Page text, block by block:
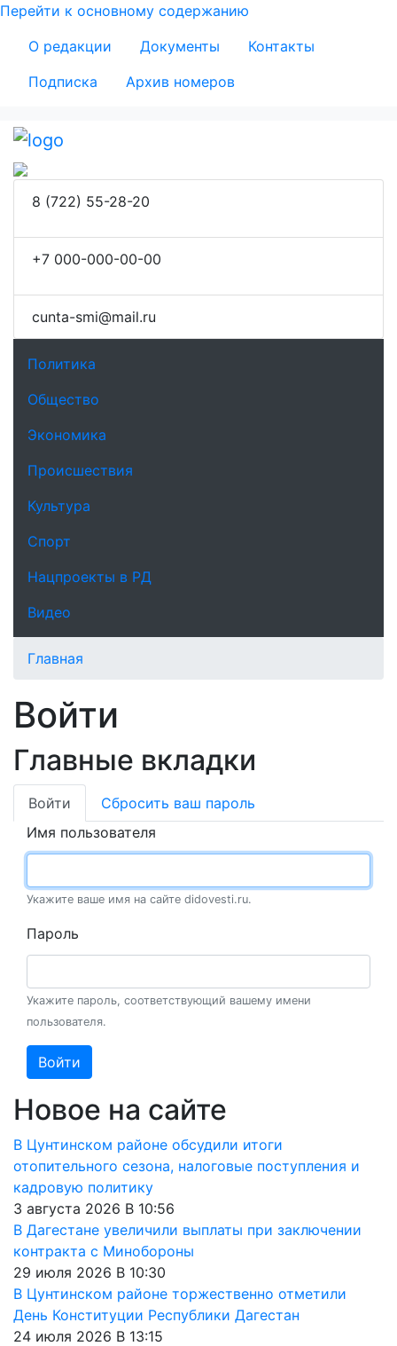
Перейти к основному содержанию
Secondary Menu
О редакции Документы
Контакты
Подписка
Архив номеров
8 (722) 55-28-20
+7 000-000-00-00
сunta-smi@mail.ru
Основная навигация
Политика
Общество
Экономика
Происшествия
Культура
Спорт
Нацпроекты в РД
Видео
Главная
Войти
Главные вкладки
Войти
Сбросить ваш пароль
Имя пользователя
Укажите ваше имя на сайте didovesti.ru.
Пароль
Укажите пароль, соответствующий вашему имени
пользователя.
Войти
Новое на сайте
В Цунтинском районе обсудили итоги
отопительного сезона, налоговые поступления и
кадровую политику
3 августа 2026 В 10:56
В Дагестане увеличили выплаты при заключении
контракта с Минобороны
29 июля 2026 В 10:30
В Цунтинском районе торжественно отметили
День Конституции Республики Дагестан
24 июля 2026 В 13:15